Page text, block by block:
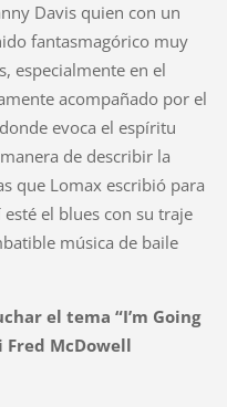
Davis quien con un
fantasmagórico muy
especialmente en el
acompañado por el
evoca el espíritu
de describir la
que Lomax escribió para
esté el blues con su traje
música de baile
el tema “I’m Going
Fred McDowell